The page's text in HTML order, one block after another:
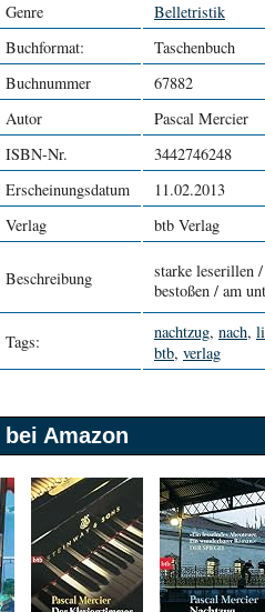
Genre
Belletristik
Buchformat:
Taschenbuch
Buchnummer
67882
Autor
Pascal Mercier
ISBN-Nr.
3442746248
Erscheinungsdatum
11.02.2013
Verlag
btb Verlag
Beschreibung
starke leserillen
bestoßen / am
Tags: nachtzug, nach,
btb, verlag
Amazon